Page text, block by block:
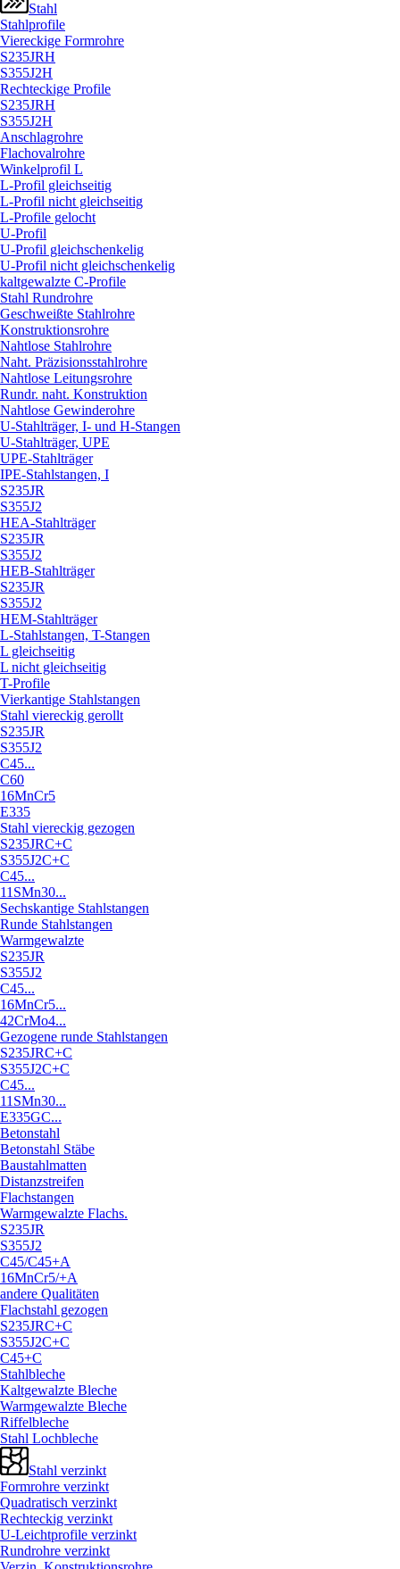
Stahl
Stahlprofile
Viereckige Formrohre
S235JRH
S355J2H
Rechteckige Profile
S235JRH
S355J2H
Anschlagrohre
Flachovalrohre
Winkelprofil L
L-Profil gleichseitig
L-Profil nicht gleichseitig
L-Profile gelocht
U-Profil
U-Profil gleichschenkelig
U-Profil nicht gleichschenkelig
kaltgewalzte C-Profile
Stahl Rundrohre
Geschweißte Stahlrohre
Konstruktionsrohre
Nahtlose Stahlrohre
Naht. Präzisionsstahlrohre
Nahtlose Leitungsrohre
Rundr. naht. Konstruktion
Nahtlose Gewinderohre
U-Stahlträger, I- und H-Stangen
U-Stahlträger, UPE
UPE-Stahlträger
IPE-Stahlstangen, I
S235JR
S355J2
HEA-Stahlträger
S235JR
S355J2
HEB-Stahlträger
S235JR
S355J2
HEM-Stahlträger
L-Stahlstangen, T-Stangen
L gleichseitig
L nicht gleichseitig
T-Profile
Vierkantige Stahlstangen
Stahl viereckig gerollt
S235JR
S355J2
C45...
C60
16MnCr5
E335
Stahl viereckig gezogen
S235JRC+C
S355J2C+C
C45...
11SMn30...
Sechskantige Stahlstangen
Runde Stahlstangen
Warmgewalzte
S235JR
S355J2
C45...
16MnCr5...
42CrMo4...
Gezogene runde Stahlstangen
S235JRC+C
S355J2C+C
C45...
11SMn30...
E335GC...
Betonstahl
Betonstahl Stäbe
Baustahlmatten
Distanzstreifen
Flachstangen
Warmgewalzte Flachs.
S235JR
S355J2
C45/C45+A
16MnCr5/+A
andere Qualitäten
Flachstahl gezogen
S235JRC+C
S355J2C+C
C45+C
Stahlbleche
Kaltgewalzte Bleche
Warmgewalzte Bleche
Riffelbleche
Stahl Lochbleche
Stahl verzinkt
Formrohre verzinkt
Quadratisch verzinkt
Rechteckig verzinkt
U-Leichtprofile verzinkt
Rundrohre verzinkt